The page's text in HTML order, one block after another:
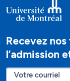
Recevez
l’admission